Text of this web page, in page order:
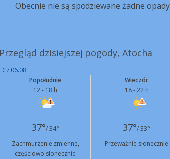
Obecnie nie są spodziewane żadne opady
Przegląd dzisiejszej pogody, Atocha
Cz 06.08.
Popołudnie
12 - 18 h
Wieczór
18 - 22 h
37°/ 34° 37°/ 33°
Zachmurzenie zmienne,
częściowo słonecznie
Przeważnie słonecznie